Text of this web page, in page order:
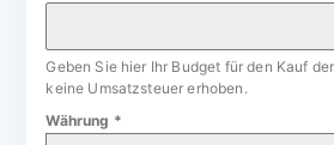
Geben Sie hier Ihr Budget für den Kauf
keine Umsatzsteuer erhoben.
Währung *